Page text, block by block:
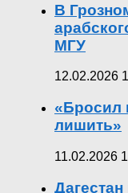
В
МГУ
12.02.2026
«Бросил
лишить»
11.02.2026